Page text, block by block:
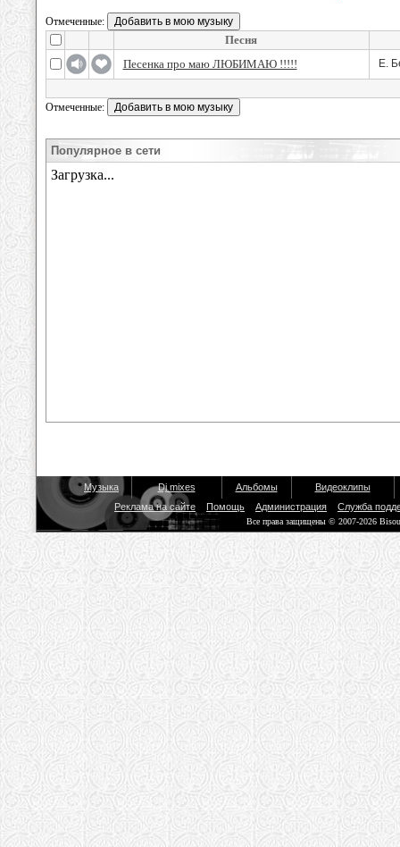
Отмеченные:
Песня
Песенка про маю ЛЮБИМАЮ !!!!!
Е.
Отмеченные:
Популярное в сети
Музыка Dj mixes Альбомы
Видеоклипы
Реклама на сайте
Помощь Администрация Служба
Все права защищены © 2007-2026